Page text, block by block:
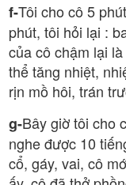
f-Tôi cho cô 5
phút, tôi hỏi lại :
của cô chậm lại
thể tăng nhiệt,
rịn mồ hôi, trán
g-Bây giờ tôi cho
nghe được 10
cổ, gáy, vai, cô